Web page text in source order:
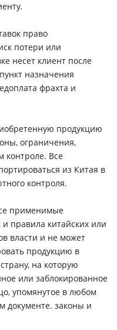
право
потери или
несет клиент после
назначения
фрахта и
продукцию
ограничения,
контроле. Все
из Китая в
контроля.
применимые
правила китайских или
власти и не может
продукцию в
на которую
или заблокированное
упомянутое в любом
документе. законы и